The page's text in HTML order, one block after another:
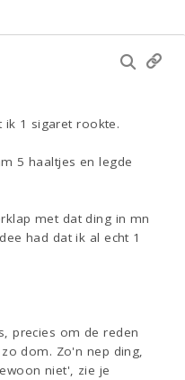
ik 1 sigaret rookte.
5 haaltjes en legde
met dat ding in mn
had dat ik al echt 1
precies om de reden
dom. Zo'n nep ding,
niet', zie je